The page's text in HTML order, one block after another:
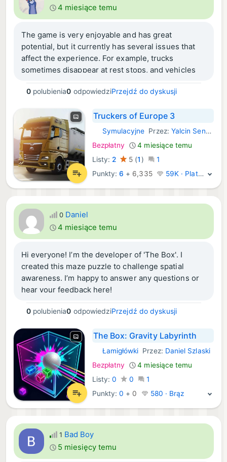
4 miesiące temu
The game is very enjoyable and has great
potential, but it currently has several issues that
affect the experience. For example, trucks
sometimes disappear at rest stops, and vehicles
may suddenly stop at toll gates or customs,
causing unrealistic traffic jams.
We hope these glitches can be fixed in future
updates, especially improving the AI traffic system
and vehicle behavior.
Additionally, we would love to see more realism in
the game, similar to Euro Truck Simulator, along
with more focus and expansion on the countries
roads, and details.
Thank you for your efforts, and we look forward to
0polubienia0 odpowiedziPrzejdź do dyskusji
Truckers of Europe 3
iOS Gry:
Symulacyjne Przez: Yalcin Senturk
Bezpłatny
4 miesiące temu
Listy: 2 5 (1 )
1
Punkty:6 + 6,335 59K · Platyna
0 Daniel
4 miesiące temu
Hi everyone! I’m the developer of 'The Box'. I
created this maze puzzle to challenge spatial
awareness. I’m happy to answer any questions or
hear your feedback here!
0polubienia0 odpowiedziPrzejdź do dyskusji
The Box: Gravity Labyrinth
iOS Gry:
Łamigłówki Przez: Daniel Szlaski
Bezpłatny
4 miesiące temu
Listy: 0 0
1
Punkty:0 + 0 580 · Brąz
1 Bad Boy
5 miesięcy temu